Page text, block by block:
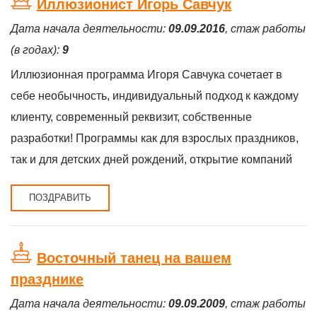
Иллюзионист Игорь Савчук
Дата начала деятельности: 09.09.2016, стаж работы
(в годах): 9
Иллюзионная программа Игоря Савчука сочетает в
себе необычность, индивидуальный подход к каждому
клиенту, современный реквизит, собственные
разработки! Программы как для взрослых праздников,
так и для детских дней рождений, открытие компаний
ПОЗДРАВИТЬ
Восточный танец на вашем
празднике
Дата начала деятельности: 09.09.2009, стаж работы